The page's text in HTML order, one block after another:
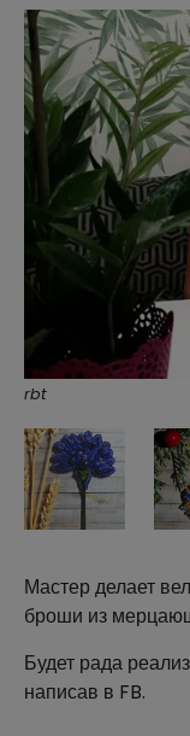
rbt
Мастер делает
броши из
Будет рада
написав в FB.